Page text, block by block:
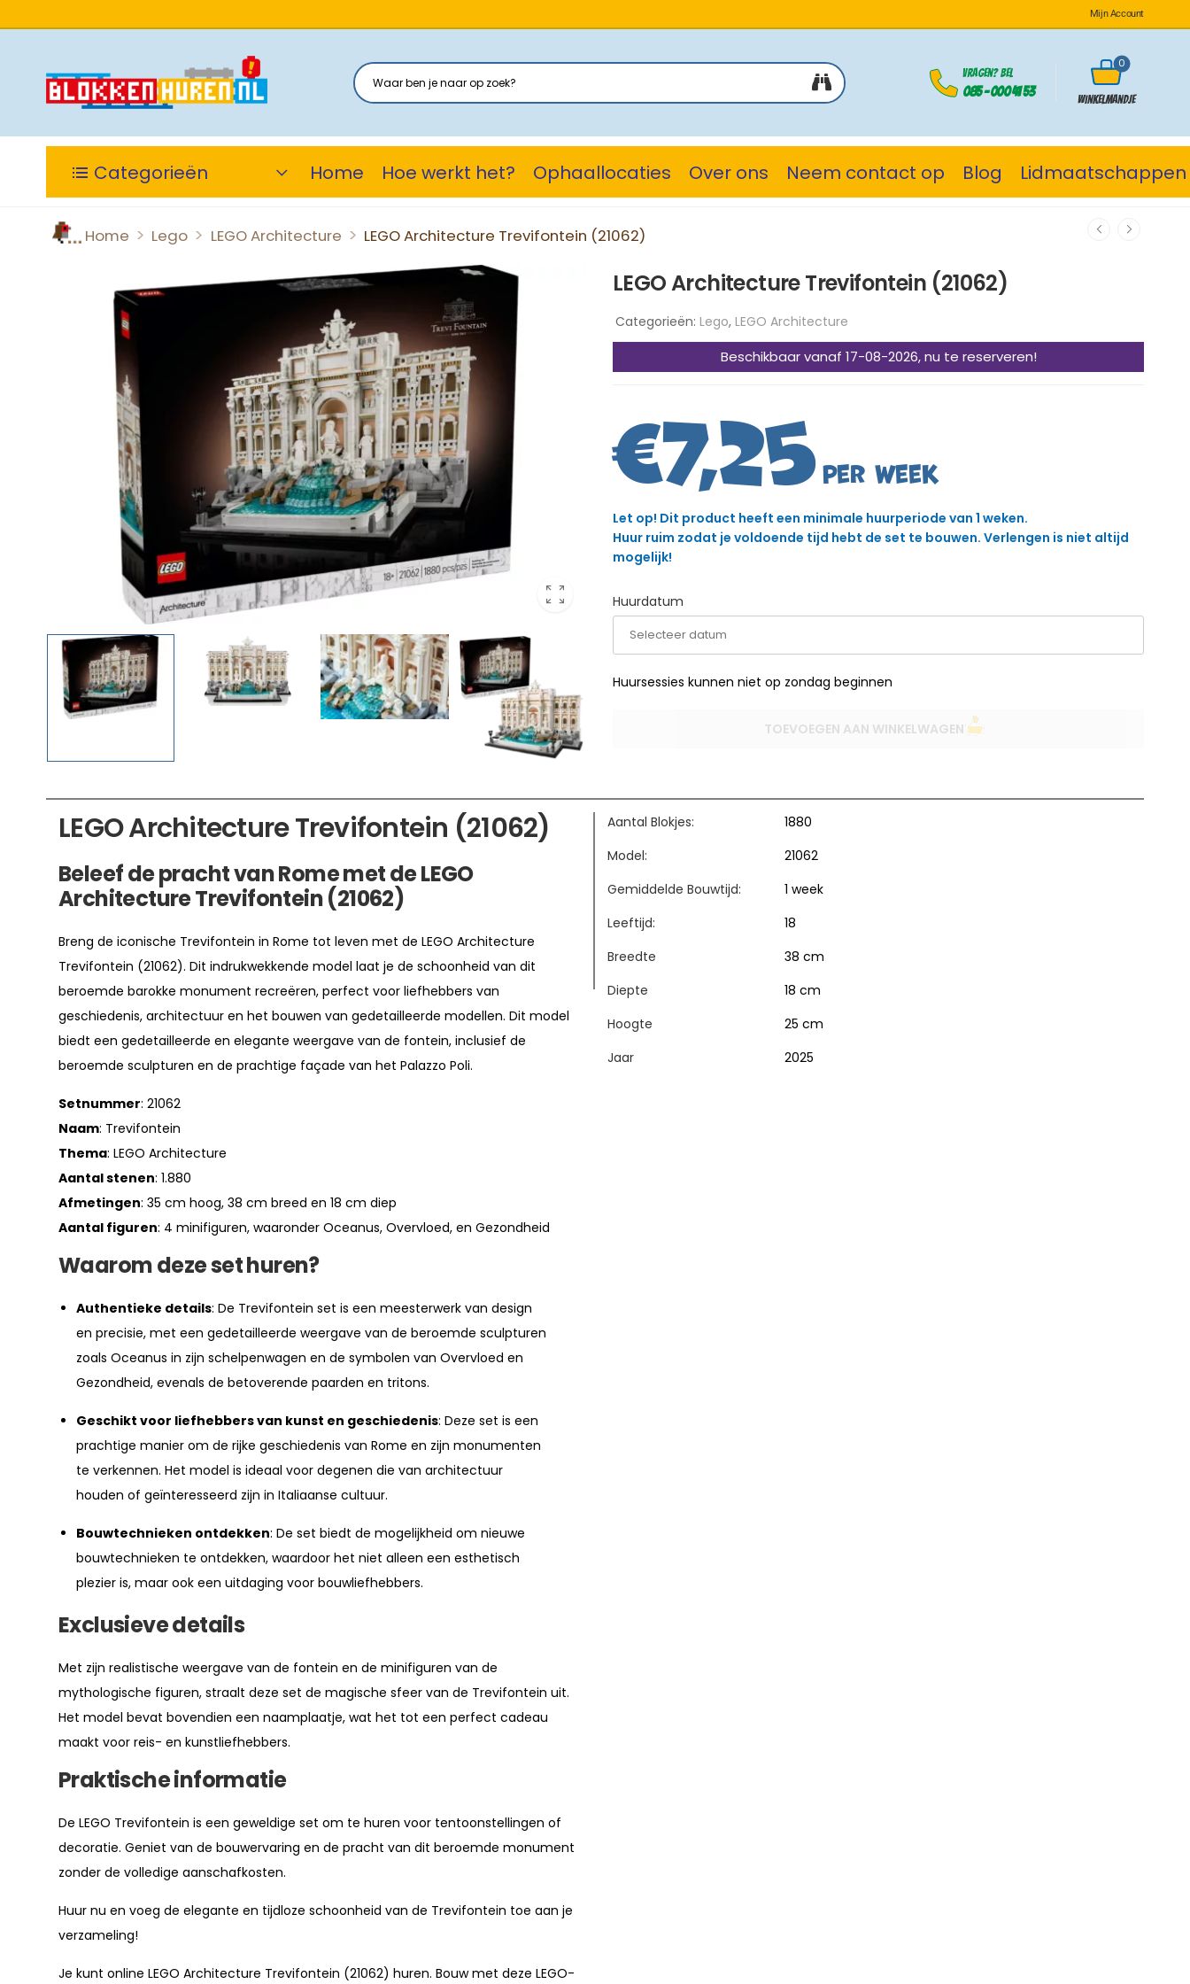
Mijn Account
Vragen? Bel
085 - 000 41 53
Winkelmandje
0
Categorieën Home Hoe werkt het? Ophaallocaties Over ons Neem contact op Blog Lidmaatschappen
Home > Lego > LEGO Architecture > LEGO Architecture Trevifontein (21062)
LEGO Architecture Trevifontein (21062)
Categorieën: Lego, LEGO Architecture
Beschikbaar vanaf 17-08-2026, nu te reserveren!
€7,25
Let op! Dit product heeft een minimale huurperiode van 1 weken.
Huur ruim zodat je voldoende tijd hebt de set te bouwen. Verlengen is niet altijd
mogelijk!
Huurdatum
Huursessies kunnen niet op zondag beginnen
TOEVOEGEN AAN WINKELWAGEN
LEGO Architecture Trevifontein (21062)
Beleef de pracht van Rome met de LEGO
Architecture Trevifontein (21062)
Breng de iconische Trevifontein in Rome tot leven met de LEGO Architecture
Trevifontein (21062). Dit indrukwekkende model laat je de schoonheid van dit
beroemde barokke monument recreëren, perfect voor liefhebbers van
geschiedenis, architectuur en het bouwen van gedetailleerde modellen. Dit model
biedt een gedetailleerde en elegante weergave van de fontein, inclusief de
beroemde sculpturen en de prachtige façade van het Palazzo Poli.
Setnummer: 21062
Naam: Trevifontein
Thema: LEGO Architecture
Aantal stenen: 1.880
Afmetingen: 35 cm hoog, 38 cm breed en 18 cm diep
Aantal figuren: 4 minifiguren, waaronder Oceanus, Overvloed, en Gezondheid
Waarom deze set huren?
Authentieke details: De Trevifontein set is een meesterwerk van design
en precisie, met een gedetailleerde weergave van de beroemde sculpturen
zoals Oceanus in zijn schelpenwagen en de symbolen van Overvloed en
Gezondheid, evenals de betoverende paarden en tritons.
Geschikt voor liefhebbers van kunst en geschiedenis: Deze set is een
prachtige manier om de rijke geschiedenis van Rome en zijn monumenten
te verkennen. Het model is ideaal voor degenen die van architectuur
houden of geïnteresseerd zijn in Italiaanse cultuur.
Bouwtechnieken ontdekken: De set biedt de mogelijkheid om nieuwe
bouwtechnieken te ontdekken, waardoor het niet alleen een esthetisch
plezier is, maar ook een uitdaging voor bouwliefhebbers.
Exclusieve details
Met zijn realistische weergave van de fontein en de minifiguren van de
mythologische figuren, straalt deze set de magische sfeer van de Trevifontein uit.
Het model bevat bovendien een naamplaatje, wat het tot een perfect cadeau
maakt voor reis- en kunstliefhebbers.
Praktische informatie
De LEGO Trevifontein is een geweldige set om te huren voor tentoonstellingen of
decoratie. Geniet van de bouwervaring en de pracht van dit beroemde monument
zonder de volledige aanschafkosten.
Huur nu en voeg de elegante en tijdloze schoonheid van de Trevifontein toe aan je
verzameling!
Je kunt online LEGO Architecture Trevifontein (21062) huren. Bouw met deze LEGO-
Aantal Blokjes:
1880
Model:
21062
Gemiddelde Bouwtijd:
1 week
Leeftijd:
18
Breedte
38 cm
Diepte
18 cm
Hoogte
25 cm
Jaar
2025